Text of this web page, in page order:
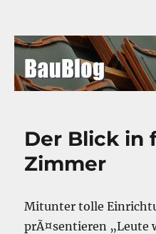
BauBlog
Der Blick in
Zimmer
Mitunter tolle
prÃ¤sentieren „Leute